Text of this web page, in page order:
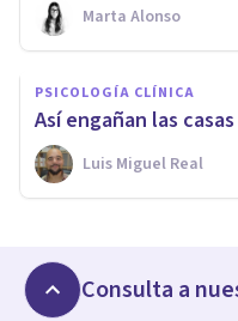
Marta Alonso
PSICOLOGÍA CLÍNICA
Así engañan las
Luis Miguel Real
Consulta a